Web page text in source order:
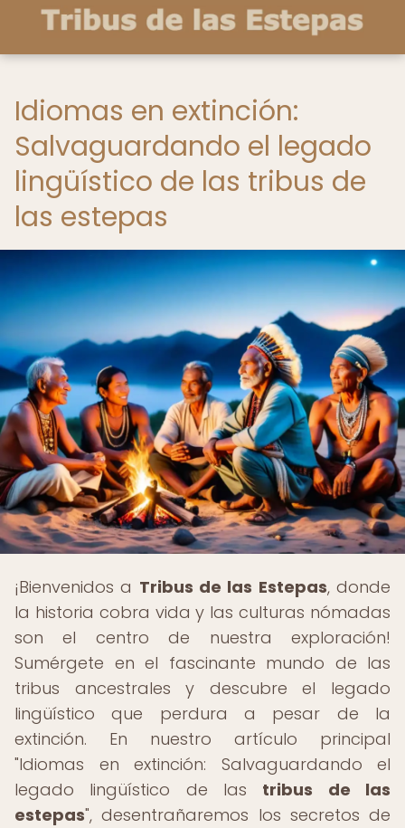
Idiomas en extinción:
Salvaguardando el legado
lingüístico de las tribus de
las estepas
¡Bienvenidos a Tribus de las Estepas, donde
la historia cobra vida y las culturas nómadas
son el centro de nuestra exploración!
Sumérgete en el fascinante mundo de las
tribus ancestrales y descubre el legado
lingüístico que perdura a pesar de la
extinción. En nuestro artículo principal
"Idiomas en extinción: Salvaguardando el
legado lingüístico de las tribus de las
estepas", desentrañaremos los secretos de